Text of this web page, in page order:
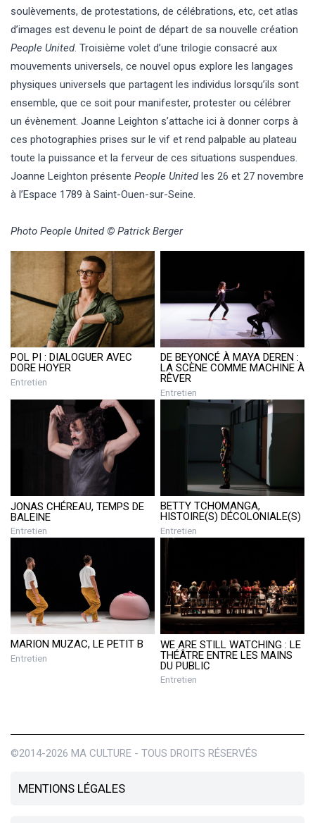
soulèvements, de protestations, de célébrations, etc, cet atlas
d’images est devenu le point de départ de sa nouvelle création
People United. Troisième volet d’une trilogie consacré aux
mouvements universels, ce nouvel opus explore les langages
physiques universels que partagent les individus lorsqu’ils sont
ensemble, que ce soit pour manifester, protester ou célébrer
un évènement. Joanne Leighton s’attache ici à donner corps à
ces photographies prises sur le vif et rend palpable au plateau
toute la puissance et la ferveur de ces situations suspendues.
Joanne Leighton présente People Unitedles 26 et 27 novembre
à l’Espace 1789 à Saint-Ouen-sur-Seine.
Photo People United © Patrick Berger
POL PI : DIALOGUER AVEC
DORE HOYER
Entretien
DE BEYONCÉ À MAYA DEREN :
LA SCÈNE COMME MACHINE À
RÊVER
Entretien
JONAS CHÉREAU, TEMPS DE
BALEINE
Entretien
BETTY TCHOMANGA,
HISTOIRE(S) DÉCOLONIALE(S)
Entretien
MARION MUZAC, LE PETIT B
Entretien
WE ARE STILL WATCHING : LE
THÉÂTRE ENTRE LES MAINS
DU PUBLIC
Entretien
©2014-2026 MA CULTURE - TOUS DROITS RÉSERVÉS
MENTIONS LÉGALES